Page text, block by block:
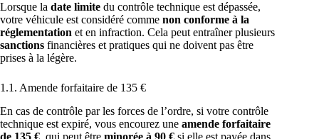
Lorsque la date limite du contrôle technique est dépassée,
votre véhicule est considéré comme non conforme à la
réglementation et en infraction. Cela peut entraîner plusieurs
sanctions financières et pratiques qui ne doivent pas être
prises à la légère.
1.1. Amende forfaitaire de 135 €
En cas de contrôle par les forces de l’ordre, si votre contrôle
technique est expiré, vous encourez une amende forfaitaire
de 135 €, qui peut être minorée à 90 € si elle est payée dans